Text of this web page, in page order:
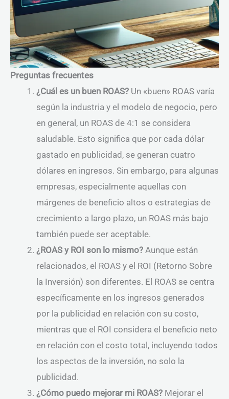
Preguntas frecuentes
¿Cuál es un buen ROAS? Un «buen» ROAS varía
según la industria y el modelo de negocio, pero
en general, un ROAS de 4:1 se considera
saludable. Esto significa que por cada dólar
gastado en publicidad, se generan cuatro
dólares en ingresos. Sin embargo, para algunas
empresas, especialmente aquellas con
márgenes de beneficio altos o estrategias de
crecimiento a largo plazo, un ROAS más bajo
también puede ser aceptable.
¿ROAS y ROI son lo mismo? Aunque están
relacionados, el ROAS y el ROI (Retorno Sobre
la Inversión) son diferentes. El ROAS se centra
específicamente en los ingresos generados
por la publicidad en relación con su costo,
mientras que el ROI considera el beneficio neto
en relación con el costo total, incluyendo todos
los aspectos de la inversión, no solo la
publicidad.
¿Cómo puedo mejorar mi ROAS? Mejorar el